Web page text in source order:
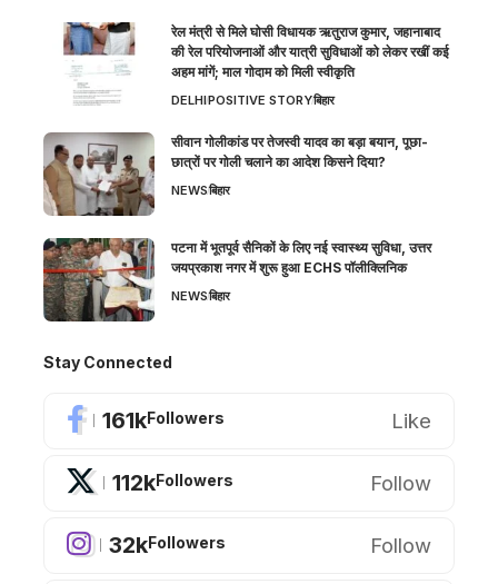
रेल मंत्री से मिले घोसी विधायक ऋतुराज कुमार, जहानाबाद
की रेल परियोजनाओं और यात्री सुविधाओं को लेकर रखीं कई
अहम मांगें; माल गोदाम को मिली स्वीकृति
DELHIPOSITIVE STORYबिहार
सीवान गोलीकांड पर तेजस्वी यादव का बड़ा बयान, पूछा-
छात्रों पर गोली चलाने का आदेश किसने दिया?
NEWSबिहार
पटना में भूतपूर्व सैनिकों के लिए नई स्वास्थ्य सुविधा, उत्तर
जयप्रकाश नगर में शुरू हुआ ECHS पॉलीक्लिनिक
NEWSबिहार
Stay Connected
161kFollowers Like
112kFollowers Follow
32kFollowers Follow